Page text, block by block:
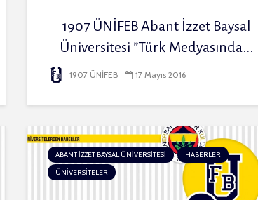
1907 ÜNİFEB Abant İzzet Baysal
Üniversitesi ”Türk Medyasında...
1907 ÜNİFEB 17 Mayıs 2016
ABANT İZZET BAYSAL ÜNİVERSİTESİ
HABERLER
ÜNİVERSİTELER